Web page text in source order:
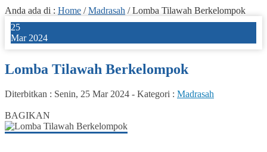
Anda ada di : Home /Madrasah /Lomba Tilawah Berkelompok
25
Mar 2024
Lomba Tilawah Berkelompok
Diterbitkan : Senin, 25 Mar 2024 - Kategori : Madrasah
BAGIKAN